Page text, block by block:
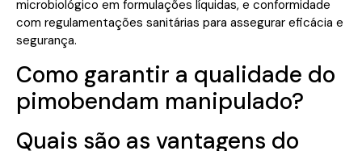
microbiológico em formulações líquidas, e conformidade
com regulamentações sanitárias para assegurar eficácia e
segurança.
Como garantir a qualidade do
pimobendam manipulado?
Quais são as vantagens do